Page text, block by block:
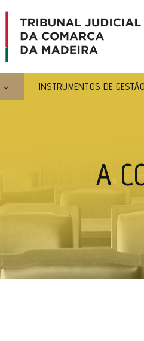
INSTRUMENTOS DE GESTÃO
A